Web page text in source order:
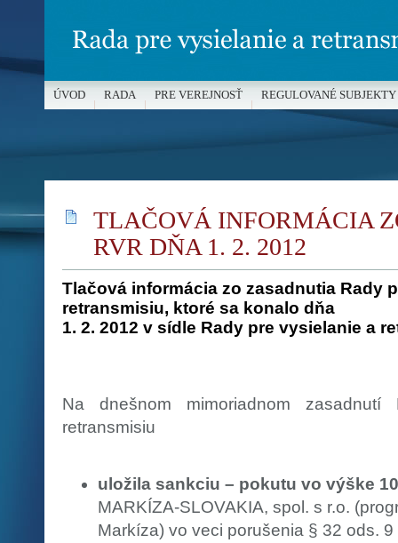
TLAČOVÁ INFORMÁCIA
RVR DŇA 1. 2. 2012
Tlačová informácia zo zasadnutia Rady
retransmisiu, ktoré sa konalo dňa
1. 2. 2012 v sídle Rady pre vysielanie a
Na dnešnom mimoriadnom
retransmisiu
uložila sankciu – pokutu vo výške
MARKÍZA-SLOVAKIA, spol. s r.o.
Markíza) vo veci porušenia § 32 ods.
ÚVOD RADA PRE VEREJNOSŤ REGULOVANÉ SUBJEKTY